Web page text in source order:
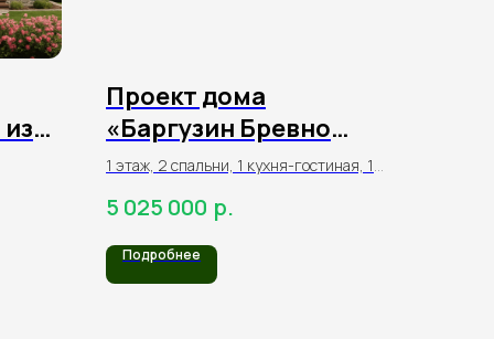
Проект дома
«Баргузин Бревно
Модерн» 58,2 м² из
оцилиндрованного
бревна
1 этаж, 2 спальни, 1 кухня-гостиная, 1
5 025 000 р.
Подробнее